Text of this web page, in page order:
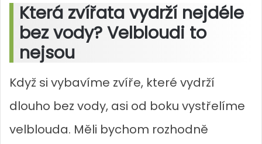
Která zvířata vydrží nejdéle
bez vody? Velbloudi to
nejsou
Když si vybavíme zvíře, které vydrží
dlouho bez vody, asi od boku vystřelíme
velblouda. Měli bychom rozhodně